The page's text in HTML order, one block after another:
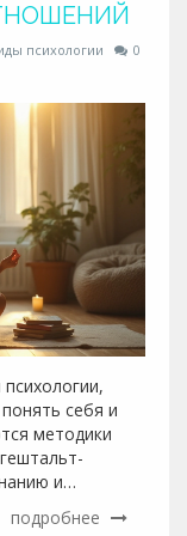
психологии
0
себя и
методики
и
не
жизни для
подробнее